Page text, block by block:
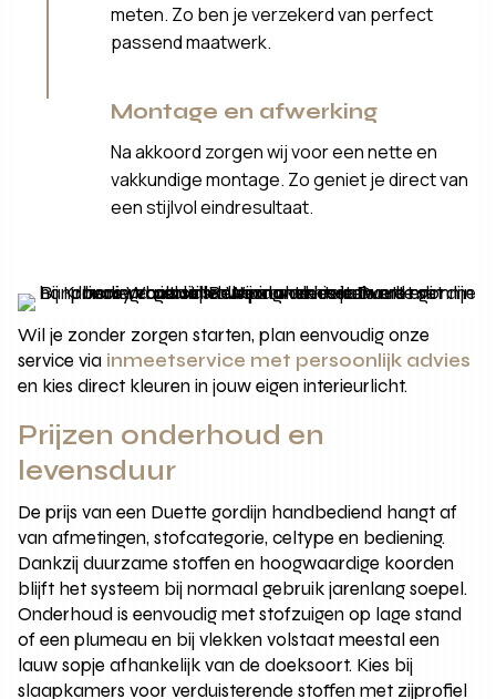
meten. Zo ben je verzekerd van perfect
passend maatwerk.
Montage en afwerking
Na akkoord zorgen wij voor een nette en
vakkundige montage. Zo geniet je direct van
een stijlvol eindresultaat.
Wil je zonder zorgen starten, plan eenvoudig onze
service via inmeetservice met persoonlijk advies
en kies direct kleuren in jouw eigen interieurlicht.
Prijzen onderhoud en
levensduur
De prijs van een Duette gordijn handbediend hangt af
van afmetingen, stofcategorie, celtype en bediening.
Dankzij duurzame stoffen en hoogwaardige koorden
blijft het systeem bij normaal gebruik jarenlang soepel.
Onderhoud is eenvoudig met stofzuigen op lage stand
of een plumeau en bij vlekken volstaat meestal een
lauw sopje afhankelijk van de doeksoort. Kies bij
slaapkamers voor verduisterende stoffen met zijprofiel